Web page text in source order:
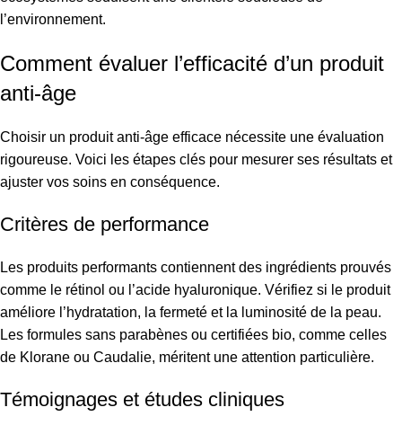
l’environnement.
Comment évaluer l’efficacité d’un produit
anti-âge
Choisir un produit anti-âge efficace nécessite une évaluation
rigoureuse. Voici les étapes clés pour mesurer ses résultats et
ajuster vos soins en conséquence.
Critères de performance
Les produits performants contiennent des ingrédients prouvés
comme le rétinol ou l’acide hyaluronique. Vérifiez si le produit
améliore l’hydratation, la fermeté et la luminosité de la peau.
Les formules sans parabènes ou certifiées bio, comme celles
de Klorane ou Caudalie, méritent une attention particulière.
Témoignages et études cliniques